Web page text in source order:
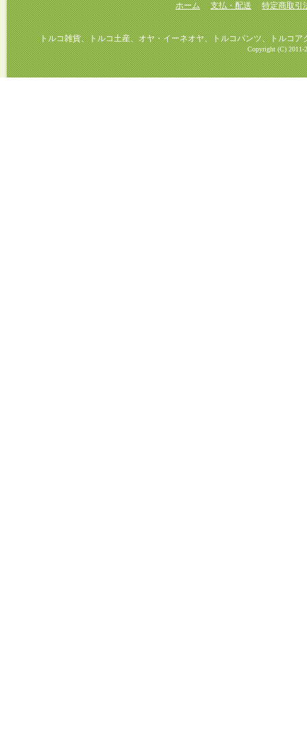
ホーム 支払・配送 特定商取引
トルコ雑貨、トルコ土産、オヤ・イーネオヤ、トルコパンツ、トルコアク
Copyright (C) 2011-